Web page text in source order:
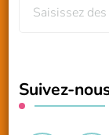
?
Suivez-